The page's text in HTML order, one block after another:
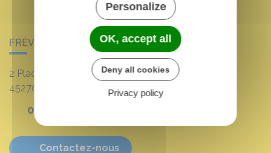
FRÉVILLE-DU-GÂTINAIS
2 Place Louis Croum
45270
Fréville-du-Gâtinais
02 38 90 11 16
Contactez-nous
Personalize
OK, accept all
Deny all cookies
Privacy policy